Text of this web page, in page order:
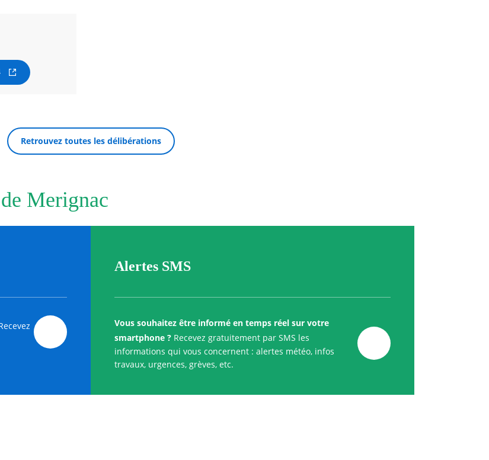
Retrouvez toutes les délibérations
Merignac
Alertes SMS
Vous souhaitez être informé en temps réel sur votre
smartphone ? Recevez gratuitement par SMS les
informations qui vous concernent : alertes météo, infos
travaux, urgences, grèves, etc.